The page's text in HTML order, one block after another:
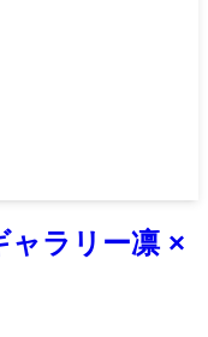
ャラリー凛 ×